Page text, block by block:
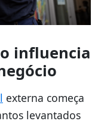
influencia
externa começa
levantados